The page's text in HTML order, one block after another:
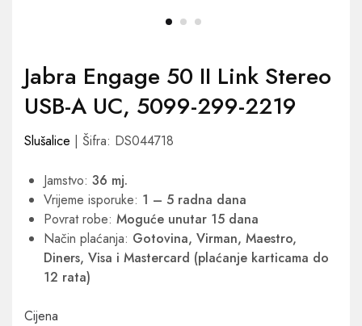
Jabra Engage 50 II Link Stereo
USB-A UC, 5099-299-2219
Slušalice | Šifra: DS044718
Jamstvo: 36 mj.
Vrijeme isporuke: 1 – 5 radna dana
Povrat robe: Moguće unutar 15 dana
Način plaćanja: Gotovina, Virman, Maestro,
Diners, Visa i Mastercard (plaćanje karticama do
12 rata)
Cijena